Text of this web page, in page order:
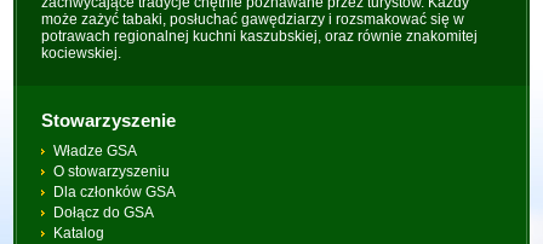
może zażyć tabaki, posłuchać gawędziarzy i rozsmakować się w
potrawach regionalnej kuchni kaszubskiej, oraz równie znakomitej
kociewskiej.
Stowarzyszenie
Władze GSA
O stowarzyszeniu
Dla członków GSA
Dołącz do GSA
Katalog